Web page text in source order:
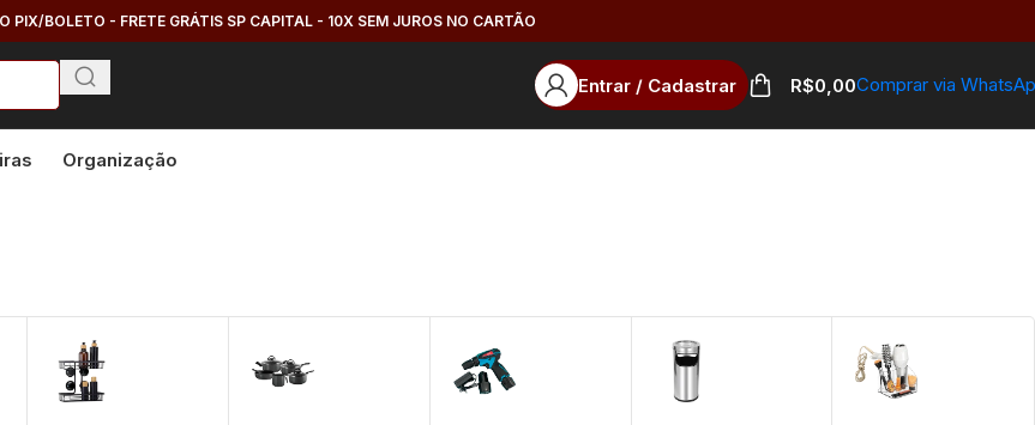
PIX/BOLETO - FRETE GRÁTIS SP CAPITAL - 10X SEM JUROS NO CARTÃO
Entrar / Cadastrar R$0,00Comprar via
Organização